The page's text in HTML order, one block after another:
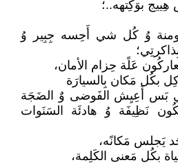
بوَكِتهه..؛
وُ كُل شي أَحِسه جِبِير وُ
عَلًة حِزام الأمان،
بكُل مَكان بِالسيارَة
بَس أَعِيِش الفَوضى وٌ الضَجَة
نَظِيفَة وُ هادئَة السَنَوات
يَجلس مَكانًه،
بكُل مَعنى الكَلِمة،